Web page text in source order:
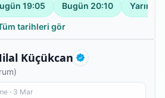
19:05 Bugün 20:10 Yarın
tarihleri gör
Küçükcan Doğrulanmış
· 3 Mar